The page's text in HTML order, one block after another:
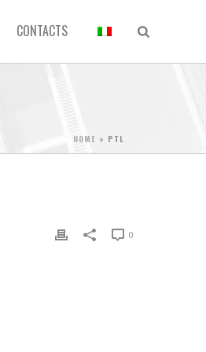
CONTACTS
HOME » PTL
0